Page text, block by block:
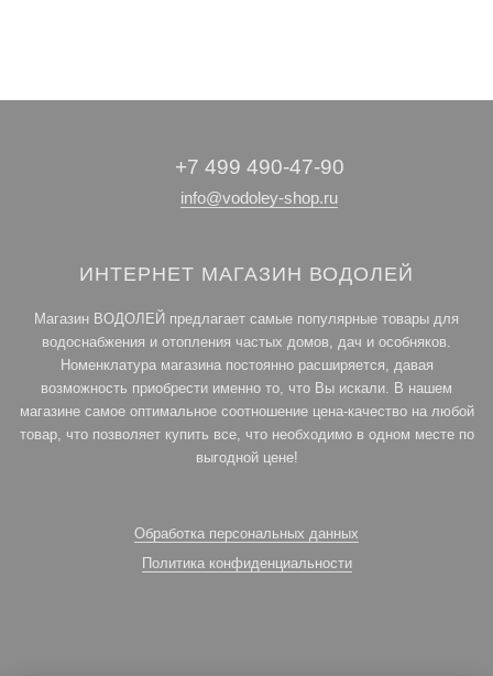
+7 499 490-47-90
info@vodoley-shop.ru
ИНТЕРНЕТ МАГАЗИН ВОДОЛЕЙ
Магазин ВОДОЛЕЙ предлагает самые популярные товары для
водоснабжения и отопления частых домов, дач и особняков.
Номенклатура магазина постоянно расширяется, давая
возможность приобрести именно то, что Вы искали. В нашем
магазине самое оптимальное соотношение цена-качество на любой
товар, что позволяет купить все, что необходимо в одном месте по
выгодной цене!
Обработка персональных данных
Политика конфиденциальности